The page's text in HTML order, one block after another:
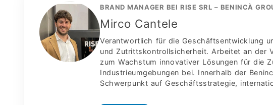
BRAND MANAGER BEI RISE SRL – BENINCÀ
Mirco Cantele
Verantwortlich für die Geschäftsentwicklung
und Zutrittskontrollsicherheit. Arbeitet an der
zum Wachstum innovativer Lösungen für die
Industrieumgebungen bei. Innerhalb der
Schwerpunkt auf Geschäftsstrategie,